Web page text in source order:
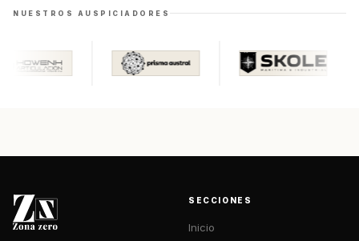
NUESTROS AUSPICIADORES
SECCIONES
Inicio